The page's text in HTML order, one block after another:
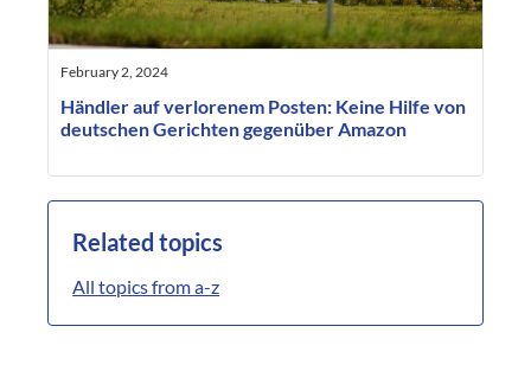
February 2, 2024
Händler auf verlorenem Posten: Keine Hilfe von
deutschen Gerichten gegenüber Amazon
Related topics
All topics from a-z